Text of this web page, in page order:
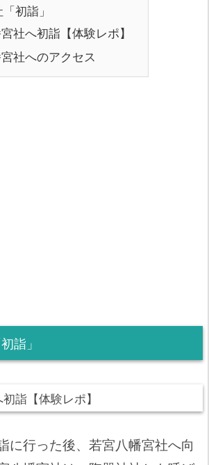
初詣」
社へ初詣【体験レポ】
社へのアクセス
詣」
詣【体験レポ】
に行った後、若宮八幡宮社へ向